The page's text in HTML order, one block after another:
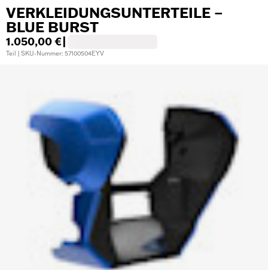
VERKLEIDUNGSUNTERTEILE –
BLUE BURST
1.050,00 €
Teil | SKU-Nummer: 57100504EYV